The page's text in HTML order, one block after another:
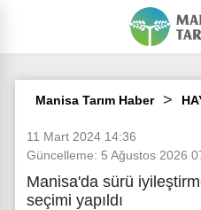
Manisa Tarım Haber
11 Mart 2024 14:36
Güncelleme: 5 Ağustos 2026
Manisa'da sürü
seçimi yapıldı